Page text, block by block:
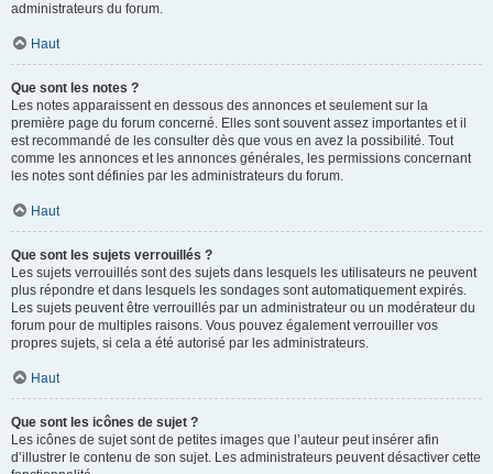
administrateurs du forum.
Haut
Que sont les notes ?
Les notes apparaissent en dessous des annonces et seulement sur la
première page du forum concerné. Elles sont souvent assez importantes et il
est recommandé de les consulter dès que vous en avez la possibilité. Tout
comme les annonces et les annonces générales, les permissions concernant
les notes sont définies par les administrateurs du forum.
Haut
Que sont les sujets verrouillés ?
Les sujets verrouillés sont des sujets dans lesquels les utilisateurs ne peuvent
plus répondre et dans lesquels les sondages sont automatiquement expirés.
Les sujets peuvent être verrouillés par un administrateur ou un modérateur du
forum pour de multiples raisons. Vous pouvez également verrouiller vos
propres sujets, si cela a été autorisé par les administrateurs.
Haut
Que sont les icônes de sujet ?
Les icônes de sujet sont de petites images que l’auteur peut insérer afin
d’illustrer le contenu de son sujet. Les administrateurs peuvent désactiver cette